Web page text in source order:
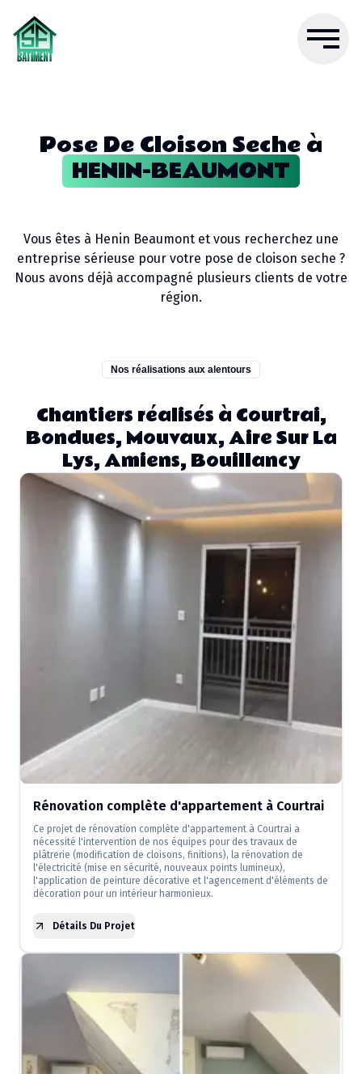
Pose De Cloison Secheà
HENIN-BEAUMONT
Vous êtes à Henin Beaumont et vous recherchez une
entreprise sérieuse pour votre pose de cloison seche ?
Nous avons déjà accompagné plusieurs clients de votre
région.
Nos réalisations aux alentours
Chantiers réalisés à Courtrai,
Bondues, Mouvaux, Aire Sur La
Lys, Amiens, Bouillancy
Rénovation complète d'appartement à Courtrai
Ce projet de rénovation complète d'appartement à Courtrai a
nécessité l'intervention de nos équipes pour des travaux de
plâtrerie (modification de cloisons, finitions), la rénovation de
l'électricité (mise en sécurité, nouveaux points lumineux),
l'application de peinture décorative et l'agencement d'éléments de
décoration pour un intérieur harmonieux.
Détails Du Projet